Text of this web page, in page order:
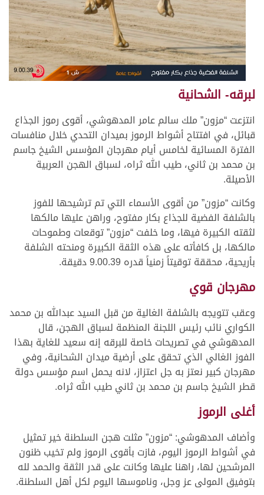
لبرقه- الشحانية
انتزعت “مزون” ملك سالم عامر المدهوشي، أقوى رموز الجذاع
قبائل، في افتتاح أشواط الرموز بميدان التحدي خلال منافسات
الفترة المسائية لخامس أيام مهرجان المؤسس الشيخ جاسم
بن محمد بن ثاني، طيب الله ثراه، لسباق الهجن العربية
الأصيلة.
وكانت “مزون” من أقوى الأسماء التي تم ترشيحها للفوز
بالشلفة الفضية للجذاع بكار مفتوح، وراهن عليها مالكها
لثقته الكبيرة فيها، وما خلفت “مزون” توقعات وطموحات
مالكها، بل كافأته على هذه الثقة الكبيرة ومنحته الشلفة
بأريحية، محققة توقيتاً زمنياً قدره 9.00.39 دقيقة.
مهرجان قوي
وعقب تتويجه بالشلفة الغالية من قبل السيد عبدالله بن محمد
الكواري نائب رئيس اللجنة المنظمة لسباق الهجن، قال
المدهوشي في تصريحات خاصة للبرقه إنه سعيد للغاية بهذا
الفوز الغالي الذي تحقق على أرضية ميدان الشحانية، وفي
مهرجان كبير نعتز به جل اعتزاز، لانه يحمل اسم مؤسس دولة
قطر الشيخ جاسم بن محمد بن ثاني طيب الله ثراه.
أغلى الرموز
وأضاف المدهوشي: “مزون” مثلت هجن السلطنة خير تمثيل
في أشواط الرموز اليوم، فازت بأقوى الرموز ولم تخيب ظنون
المرشحين لها، راهنا عليها وكانت على قدر الثقة والحمد لله
بتوفيق المولى عز وجل، وناموسها اليوم لكل أهل السلطنة.